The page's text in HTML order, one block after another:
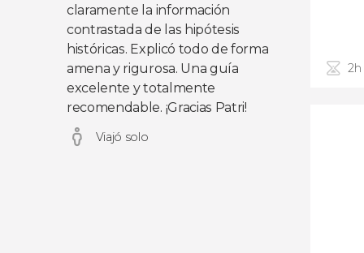
claramente la información
contrastada de las hipótesis
históricas. Explicó todo de forma
amena y rigurosa. Una guía
excelente y totalmente
recomendable. ¡Gracias Patri!
Viajó solo